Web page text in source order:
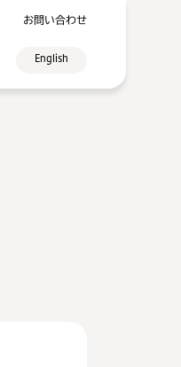
お問い合わせ
English